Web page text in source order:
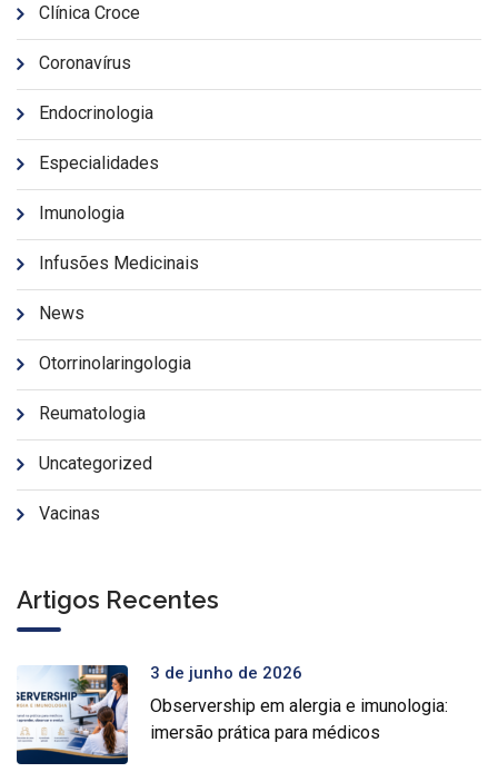
Clínica Croce
Coronavírus
Endocrinologia
Especialidades
Imunologia
Infusões Medicinais
News
Otorrinolaringologia
Reumatologia
Uncategorized
Vacinas
Artigos Recentes
3 de junho de 2026
Observership em alergia e imunologia:
imersão prática para médicos